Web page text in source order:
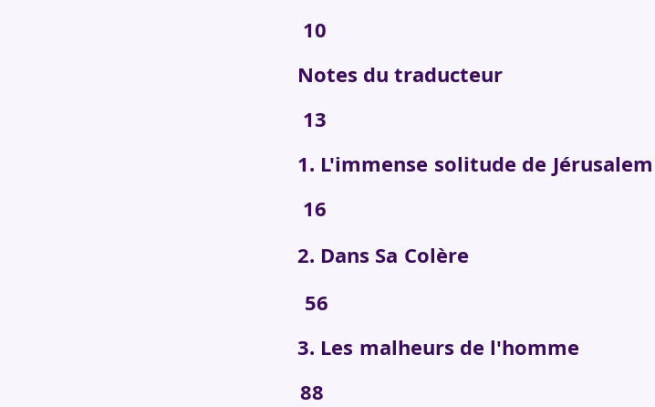
10
Notes du
13
1. L'immense
16
2. Dans
56
3. Les
88